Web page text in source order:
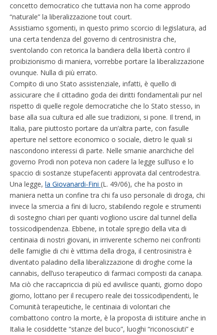
concetto democratico che tuttavia non ha come approdo
“naturale” la liberalizzazione tout court.
Assistiamo sgomenti, in questo primo scorcio di legislatura, ad
una certa tendenza del governo di centrosinistra che,
sventolando con retorica la bandiera della libertà contro il
proibizionismo di maniera, vorrebbe portare la liberalizzazione
ovunque. Nulla di più errato.
Compito di uno Stato assistenziale, infatti, è quello di
assicurare che il cittadino goda dei diritti fondamentali pur nel
rispetto di quelle regole democratiche che lo Stato stesso, in
base alla sua cultura ed alle sue tradizioni, si pone. Il trend, in
Italia, pare piuttosto portare da un’altra parte, con fasulle
aperture nel settore economico o sociale, dietro le quali si
nascondono interessi di parte. Nelle smanie anarchiche del
governo Prodi non poteva non cadere la legge sull’uso e lo
spaccio di sostanze stupefacenti approvata dal centrodestra.
Una legge, la Giovanardi-Fini (L. 49/06), che ha posto in
maniera netta un confine tra chi fa uso personale di droga, chi
invece la smercia a fini di lucro, stabilendo regole e strumenti
di sostegno chiari per quanti vogliono uscire dal tunnel della
tossicodipendenza. Ebbene, in totale spregio della vita di
centinaia di nostri giovani, in irriverente scherno nei confronti
delle famiglie di chi è vittima della droga, il centrosinistra è
diventato paladino della liberalizzazione di droghe come la
cannabis, dell’uso terapeutico di farmaci composti da canapa.
Ma ciò che raccapriccia di più ed avvilisce quanti, giorno dopo
giorno, lottano per il recupero reale dei tossicodipendenti, le
Comunità terapeutiche, le centinaia di volontari che
combattono contro la morte, è la proposta di istituire anche in
Italia le cosiddette “stanze del buco”, luoghi “riconosciuti” e